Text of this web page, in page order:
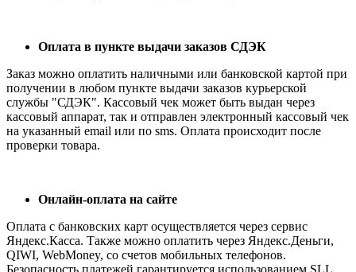
Оплата в пункте выдачи заказов СДЭК
Заказ можно оплатить наличными или банковской картой при
получении в любом пункте выдачи заказов курьерской
службы "СДЭК". Кассовый чек может быть выдан через
кассовый аппарат, так и отправлен электронный кассовый чек
на указанный email или по sms. Оплата происходит после
проверки товара.
Онлайн-оплата на сайте
Оплата с банковских карт осуществляется через сервис
Яндекс.Касса. Также можно оплатить через Яндекс.Деньги,
QIWI, WebMoney, со счетов мобильных телефонов.
Безопасность платежей гарантируется использованием SLL